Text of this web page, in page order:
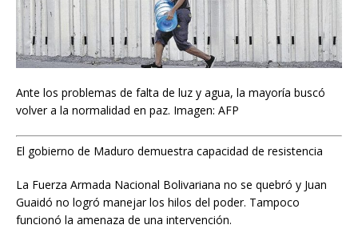
Ante los problemas de falta de luz y agua, la mayoría buscó
volver a la normalidad en paz. Imagen: AFP
El gobierno de Maduro demuestra capacidad de resistencia
La Fuerza Armada Nacional Bolivariana no se quebró y Juan
Guaidó no logró manejar los hilos del poder. Tampoco
funcionó la amenaza de una intervención.